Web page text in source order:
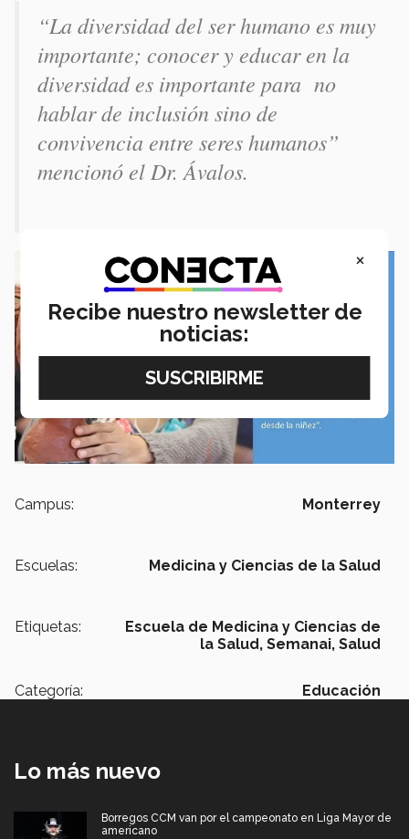
“La diversidad del ser humano es muy
importante; conocer y educar en la
diversidad es importante para no
hablar de inclusión sino de
convivencia entre seres humanos”
mencionó el Dr. Ávalos.
Campus: Monterrey
Escuelas: Medicina y Ciencias de la Salud
Etiquetas:
Escuela de Medicina y Ciencias de
la Salud, Semanai, Salud
Categoría: Educación
Lo más nuevo
Borregos CCM van por el campeonato en Liga Mayor de
americano
×
Recibe nuestro newsletter de
noticias: